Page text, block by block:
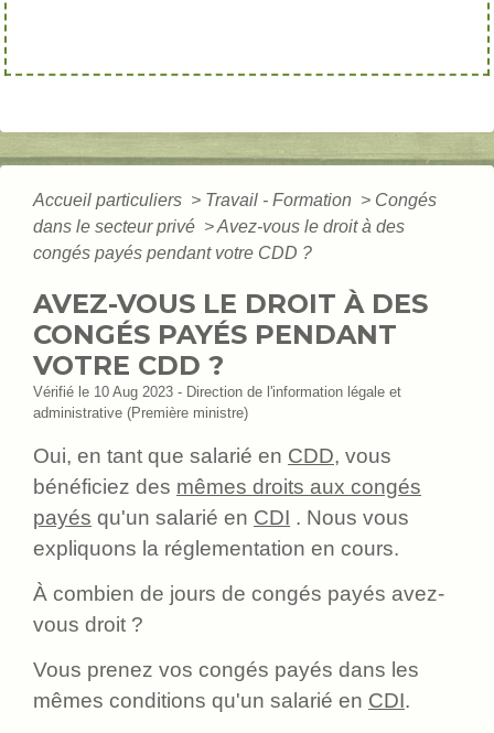
Accueil particuliers > Travail - Formation > Congés
dans le secteur privé >Avez-vous le droit à des
congés payés pendant votre CDD ?
AVEZ-VOUS LE DROIT À DES
CONGÉS PAYÉS PENDANT
VOTRE CDD ?
Vérifié le 10 Aug 2023 - Direction de l'information légale et
administrative (Première ministre)
Oui, en tant que salarié en CDD, vous
bénéficiez des mêmes droits aux congés
payés qu'un salarié en CDI . Nous vous
expliquons la réglementation en cours.
À combien de jours de congés payés avez-
vous droit ?
Vous prenez vos congés payés dans les
mêmes conditions qu'un salarié en CDI.